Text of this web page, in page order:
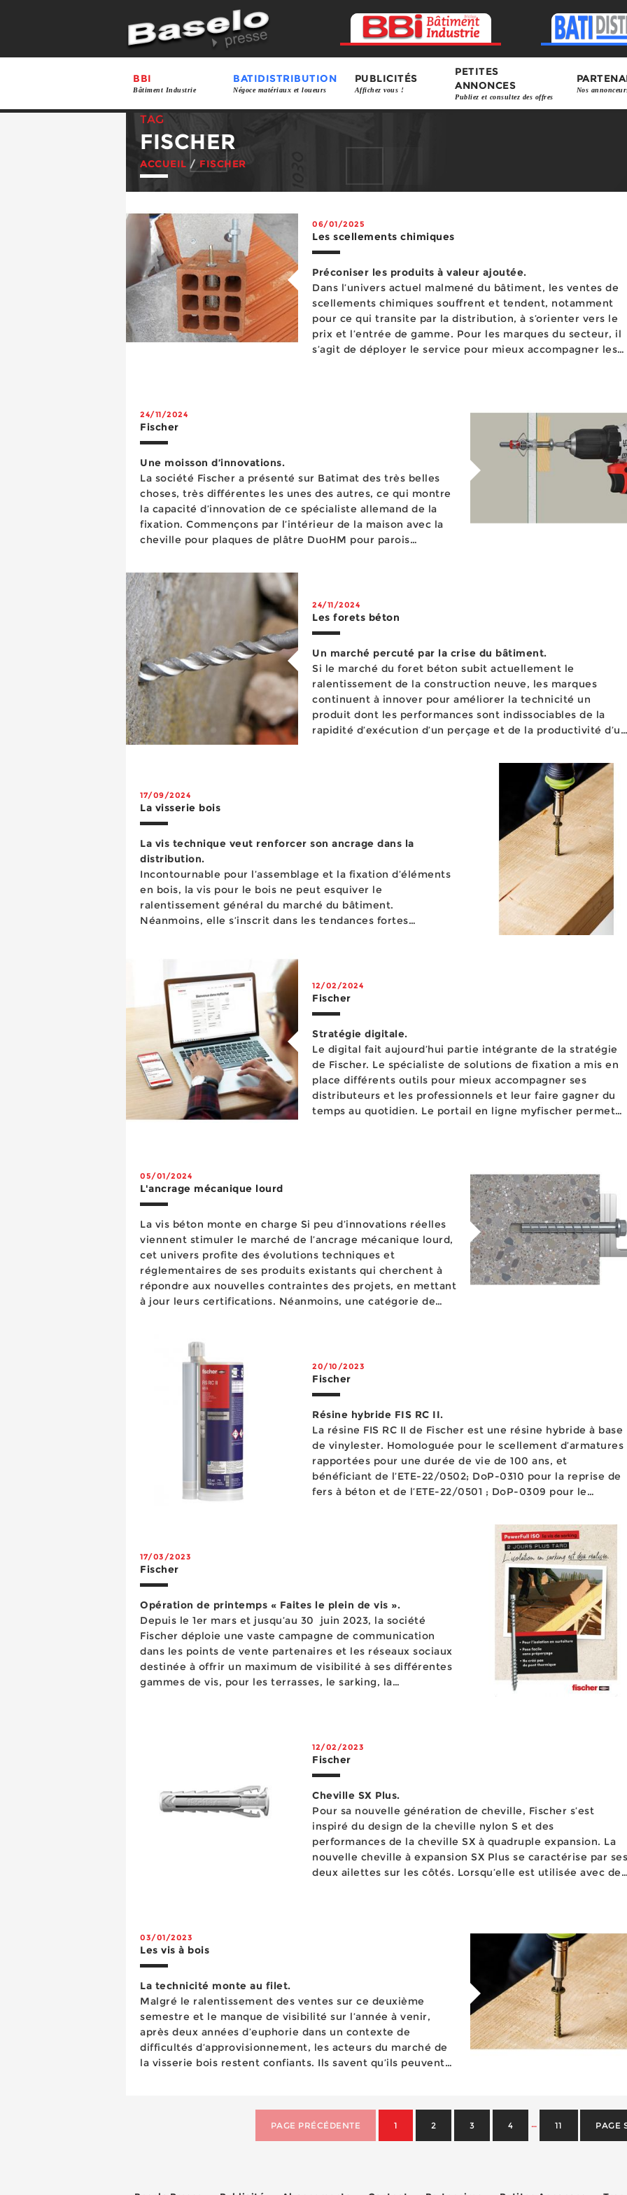
BBI
Bâtiment Industrie
BATIDISTRIBUTION
Négoce matériaux et loueurs
PUBLICITÉS
Affichez vous !
PETITES
ANNONCES
Publiez et consultez des offres
Nos
TAG
FISCHER
ACCUEIL / FISCHER
06/01/2025
Les scellements chimiques
Préconiser les produits à valeur ajoutée.
Dans l’univers actuel malmené du bâtiment, les ventes de
scellements chimiques souffrent et tendent, notamment
pour ce qui transite par la distribution, à s’orienter vers le
prix et l’entrée de gamme. Pour les marques du secteur, il
s’agit de déployer le service pour mieux accompagner les
24/11/2024
Fischer
Une moisson d’innovations.
La société Fischer a présenté sur Batimat des très belles
choses, très différentes les unes des autres, ce qui montre
la capacité d’innovation de ce spécialiste allemand de la
fixation. Commençons par l’intérieur de la maison avec la
cheville pour plaques de plâtre DuoHM pour parois
24/11/2024
Les forets béton
Un marché percuté par la crise du bâtiment.
Si le marché du foret béton subit actuellement le
ralentissement de la construction neuve, les marques
continuent à innover pour améliorer la technicité un
produit dont les performances sont indissociables de la
rapidité d’exécution d’un perçage et de la productivité d’un
17/09/2024
La visserie bois
La vis technique veut renforcer son ancrage dans la
distribution.
Incontournable pour l’assemblage et la fixation d’éléments
en bois, la vis pour le bois ne peut esquiver le
ralentissement général du marché du bâtiment.
Néanmoins, elle s’inscrit dans les tendances fortes
12/02/2024
Fischer
Stratégie digitale.
Le digital fait aujourd’hui partie intégrante de la stratégie
de Fischer. Le spécialiste de solutions de fixation a mis en
place différents outils pour mieux accompagner ses
distributeurs et les professionnels et leur faire gagner du
temps au quotidien. Le portail en ligne myfischer permet
05/01/2024
L'ancrage mécanique lourd
La vis béton monte en charge Si peu d’innovations réelles
viennent stimuler le marché de l’ancrage mécanique lourd,
cet univers profite des évolutions techniques et
réglementaires de ses produits existants qui cherchent à
répondre aux nouvelles contraintes des projets, en mettant
à jour leurs certifications. Néanmoins, une catégorie de
20/10/2023
Fischer
Résine hybride FIS RC II.
La résine FIS RC II de Fischer est une résine hybride à base
de vinylester. Homologuée pour le scellement d’armatures
rapportées pour une durée de vie de 100 ans, et
bénéficiant de l’ETE-22/0502; DoP-0310 pour la reprise de
fers à béton et de l’ETE-22/0501 ; DoP-0309 pour le
17/03/2023
Fischer
Opération de printemps « Faites le plein de vis ».
Depuis le 1er mars et jusqu’au 30 juin 2023, la société
Fischer déploie une vaste campagne de communication
dans les points de vente partenaires et les réseaux sociaux
destinée à offrir un maximum de visibilité à ses différentes
gammes de vis, pour les terrasses, le sarking, la
12/02/2023
Fischer
Cheville SX Plus.
Pour sa nouvelle génération de cheville, Fischer s’est
inspiré du design de la cheville nylon S et des
performances de la cheville SX à quadruple expansion. La
nouvelle cheville à expansion SX Plus se caractérise par ses
deux ailettes sur les côtés. Lorsqu’elle est utilisée avec des
03/01/2023
Les vis à bois
La technicité monte au filet.
Malgré le ralentissement des ventes sur ce deuxième
semestre et le manque de visibilité sur l’année à venir,
après deux années d’euphorie dans un contexte de
difficultés d’approvisionnement, les acteurs du marché de
la visserie bois restent confiants. Ils savent qu’ils peuvent
PAGE PRÉCÉDENTE 1 2 3 4 … 11 PAGE